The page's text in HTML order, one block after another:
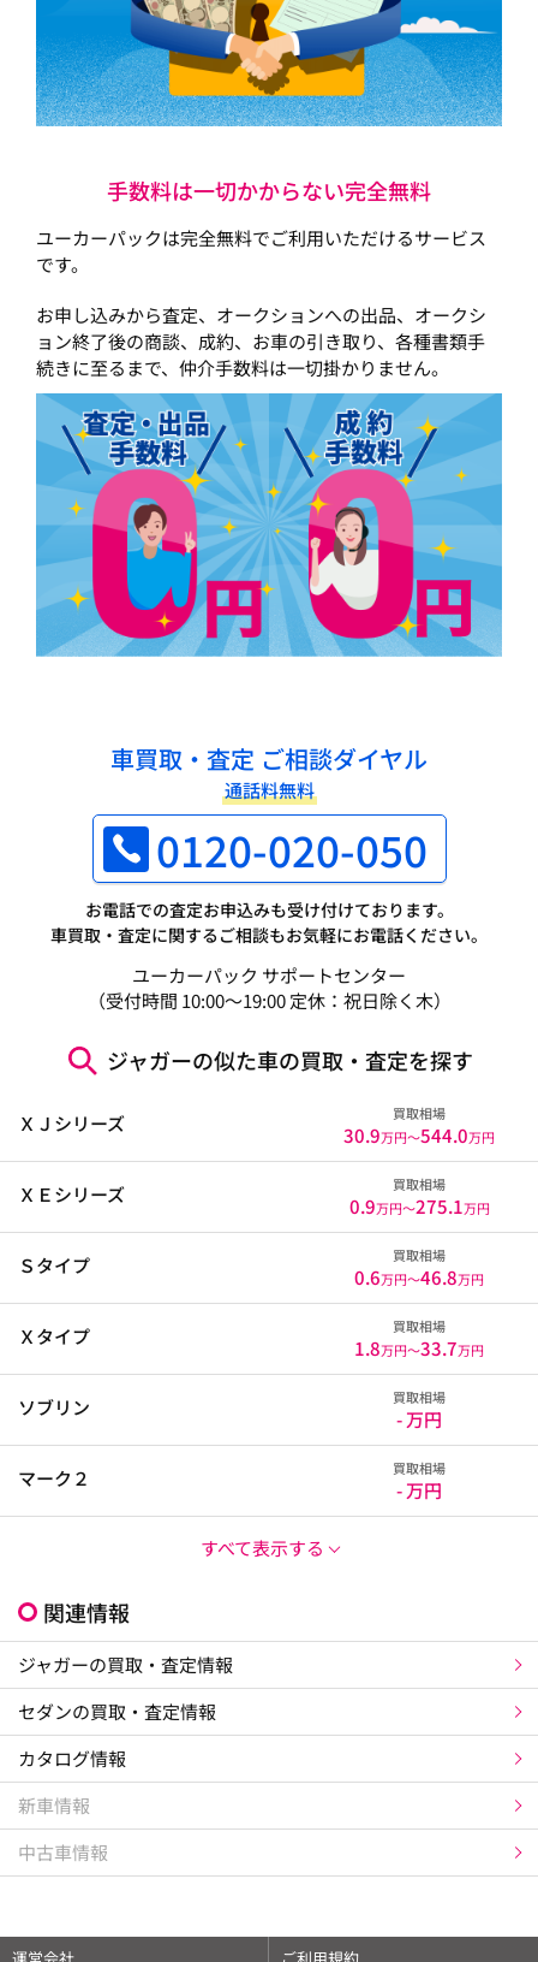
手数料は一切かからない完全無料
ユーカーパックは完全無料でご利用いただけるサービス
です。
お申し込みから査定、オークションへの出品、オークシ
ョン終了後の商談、成約、お車の引き取り、各種書類手
続きに至るまで、仲介手数料は一切掛かりません。
車買取・査定 ご相談ダイヤル
通話料無料
0120-020-050
お電話での査定お申込みも受け付けております。
車買取・査定に関するご相談もお気軽にお電話ください。
ユーカーパック サポートセンター
（受付時間 10:00～19:00 定休：祝日除く木）
ジャガーの似た車の買取・査定を探す
ＸＪシリーズ 買取相場
30.9万円〜544.0万円
ＸＥシリーズ 買取相場
0.9万円〜275.1万円
Ｓタイプ 買取相場
0.6万円〜46.8万円
Ｘタイプ 買取相場
1.8万円〜33.7万円
ソブリン 買取相場
- 万円
マーク２ 買取相場
- 万円
すべて表示する
関連情報
ジャガーの買取・査定情報
セダンの買取・査定情報
カタログ情報
新車情報
中古車情報
運営会社 ご利用規約